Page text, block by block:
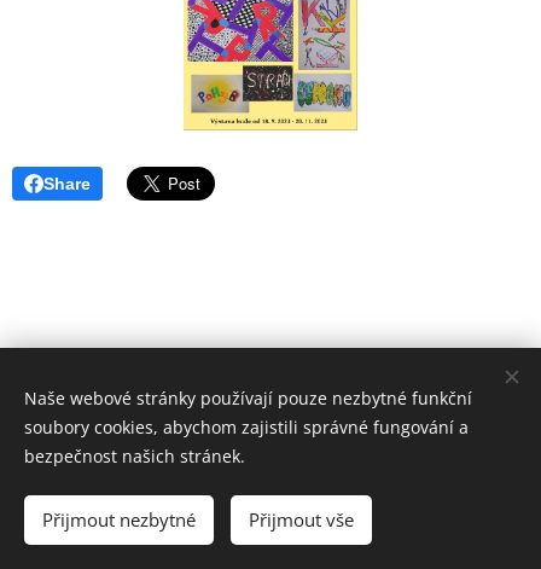
Share
ZUŠ VYŠKOV
Základní umělecká škola Vyškov,
příspěvková organizace
Naše webové stránky používají pouze nezbytné funkční
soubory cookies, abychom zajistili správné fungování a
bezpečnost našich stránek.
Přijmout nezbytné Přijmout vše